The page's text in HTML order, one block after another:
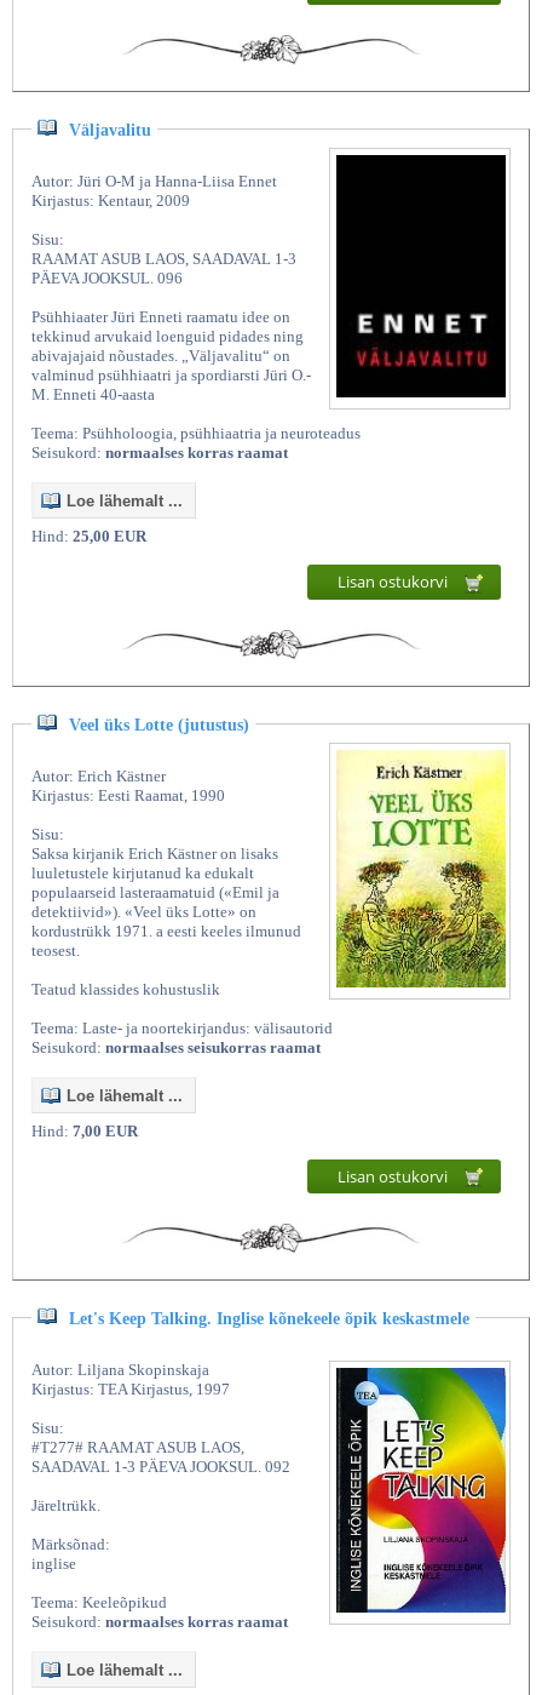
Väljavalitu
Autor: Jüri O-M ja Hanna-Liisa Ennet
Kirjastus: Kentaur, 2009
Sisu:
RAAMAT ASUB LAOS, SAADAVAL 1-3
PÄEVA JOOKSUL. 096
Psühhiaater Jüri Enneti raamatu idee on
tekkinud arvukaid loenguid pidades ning
abivajajaid nõustades. „Väljavalitu“ on
valminud psühhiaatri ja spordiarsti Jüri O.-
M. Enneti 40-aasta
Teema: Psühholoogia, psühhiaatria ja neuroteadus
Seisukord: normaalses korras raamat
Loe lähemalt ...
Hind: 25,00 EUR
Lisan ostukorvi
Veel üks Lotte (jutustus)
Autor: Erich Kästner
Kirjastus: Eesti Raamat, 1990
Sisu:
Saksa kirjanik Erich Kästner on lisaks
luuletustele kirjutanud ka edukalt
populaarseid lasteraamatuid («Emil ja
detektiivid»). «Veel üks Lotte» on
kordustrükk 1971. a eesti keeles ilmunud
teosest.
Teatud klassides kohustuslik
Teema: Laste- ja noortekirjandus: välisautorid
Seisukord: normaalses seisukorras raamat
Loe lähemalt ...
Hind: 7,00 EUR
Lisan ostukorvi
Let's Keep Talking. Inglise kõnekeele õpik keskastmele
Autor: Liljana Skopinskaja
Kirjastus: TEA Kirjastus, 1997
Sisu:
#T277# RAAMAT ASUB LAOS,
SAADAVAL 1-3 PÄEVA JOOKSUL. 092
Järeltrükk.
Märksõnad:
inglise
Teema: Keeleõpikud
Seisukord: normaalses korras raamat
Loe lähemalt ...